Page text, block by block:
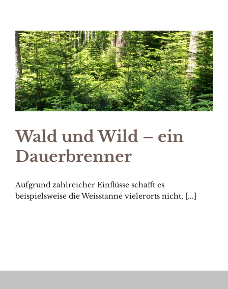
Wald und Wild – ein
Dauerbrenner
Aufgrund zahlreicher Einflüsse schafft es
beispielsweise die Weisstanne vielerorts nicht, [...]